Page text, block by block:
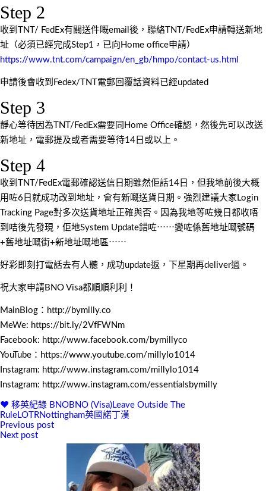
Step 2
收到TNT/ FedEx有關送件嘅email後，聯絡TNT/FedEx申請轉送新地
址（必須已經完成Step1，已向Home office申請）
https://www.tnt.com/campaign/en_gb/hmpo/contact-us.html
申請後會收到Fedex/TNT電郵回覆話資料已經updated
Step 3
靜心等待因為TNT/FedEx需要同Home Office確認，然後先可以改送
新地址，電郵提及或者需要等待14日或以上。
Step 4
收到TNT/FedEx電郵確認送信日期雖然佢話14日，但我地前後大概
用咗6日就成功改到地址，會有新嘅送貨日期。強烈建議大家Login
Tracking Page對多次送貨地址正確與否。因為我地等咗幾日都收唔
到咭後先發現，佢地System Update錯咗⋯⋯變咗係舊地址嘅號碼
+舊地址嘅街+新地址嘅地區⋯⋯
好彩即刻打電話去有人聽，成功update返，下星期再deliver過。
祝大家申請BNO Visa都順順利利！
MainBlog：http://bymilly.co
MeWe: https://bit.ly/2VfFWNm
Facebook: http://www.facebook.com/bymillyco
YouTube：https://www.youtube.com/millylo1014
Instagram: http://www.instagram.com/millylo1014
Instagram: http://www.instagram.com/essentialsbymilly
♥ 移英紀錄 BNOBNO (Visa) Leave Outside The
Rule LOTRNottingham英國 諾丁漢
文
Previous post
Next post